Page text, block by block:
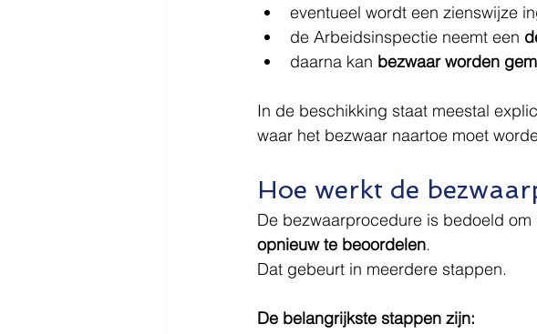
eventueel wordt een zienswijze
de Arbeidsinspectie neemt een
daarna kan bezwaar worden
In de beschikking staat meestal
waar het bezwaar naartoe moet
Hoe werkt de
De bezwaarprocedure is bedoeld
opnieuw te beoordelen.
Dat gebeurt in meerdere stappen.
De belangrijkste stappen zijn: